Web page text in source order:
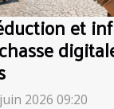
et
2026 09:20